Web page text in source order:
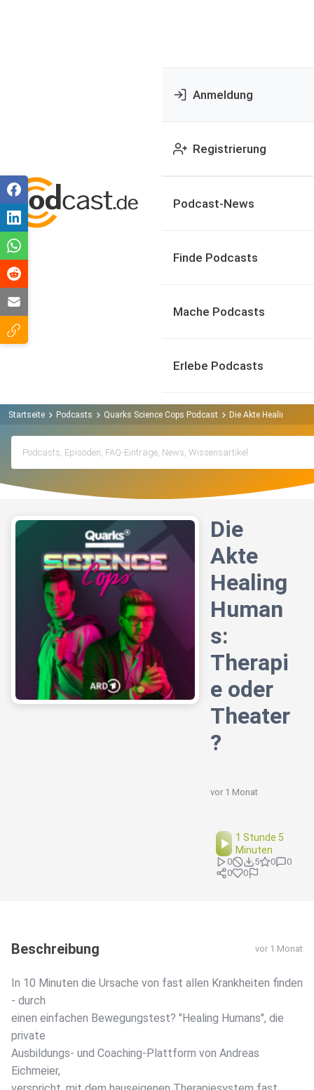
Anmeldung
Registrierung
Podcast-News
Finde Podcasts
Mache Podcasts
Erlebe Podcasts
Startseite Podcasts Quarks Science Cops Podcast Die Akte Healing
Die
Akte
Healing
Human
s:
Therapi
e oder
Theater
?
vor 1 Monat
1 Stunde 5
Minuten
0 5 0
0
0
0
Beschreibung vor 1 Monat
In 10 Minuten die Ursache von fast allen Krankheiten finden
- durch
einen einfachen Bewegungstest? "Healing Humans", die
private
Ausbildungs- und Coaching-Plattform von Andreas
Eichmeier,